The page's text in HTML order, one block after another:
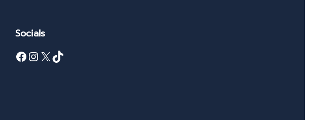
Socials
Facebook InstagramX TikTok